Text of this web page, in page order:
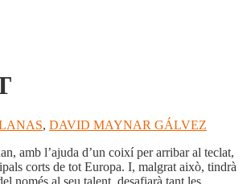
, DAVID MAYNAR GÁLVEZ
amb l’ajuda d’un coixí per arribar al teclat,
corts de tot Europa. I, malgrat això, tindrà
només al seu talent, desafiarà tant les